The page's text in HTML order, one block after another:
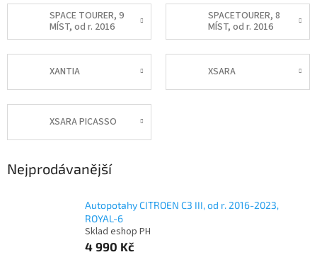
SPACE TOURER, 9
MÍST, od r. 2016
SPACETOURER, 8
MÍST, od r. 2016
XANTIA XSARA
XSARA PICASSO
Nejprodávanější
Autopotahy CITROEN C3 III, od r. 2016-2023,
ROYAL-6
Sklad eshop PH
4 990 Kč